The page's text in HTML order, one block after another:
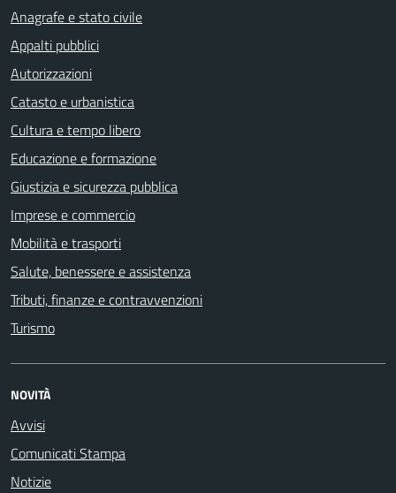
Anagrafe e stato civile
Appalti pubblici
Autorizzazioni
Catasto e urbanistica
Cultura e tempo libero
Educazione e formazione
Giustizia e sicurezza pubblica
Imprese e commercio
Mobilità e trasporti
Salute, benessere e assistenza
Tributi, finanze e contravvenzioni
Turismo
NOVITÀ
Avvisi
Comunicati Stampa
Notizie